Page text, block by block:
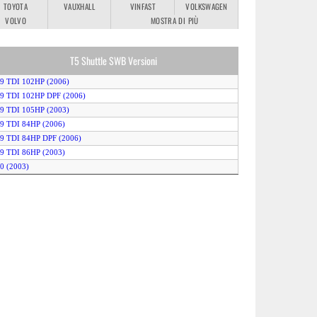
TOYOTA
VAUXHALL VINFAST
VOLKSWAGEN
VOLVO
MOSTRA DI PIÙ
T5 Shuttle SWB Versioni
TDI 102HP (2006)
TDI 102HP DPF (2006)
TDI 105HP (2003)
TDI 84HP (2006)
TDI 84HP DPF (2006)
TDI 86HP (2003)
(2003)